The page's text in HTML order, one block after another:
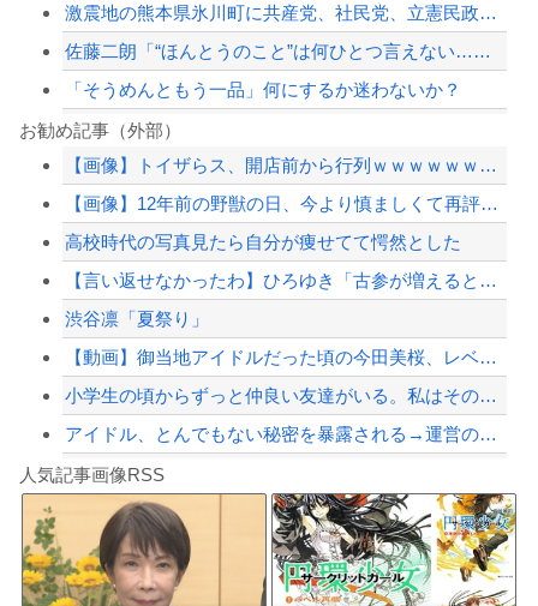
激震地の熊本県氷川町に共産党、社民党、立憲民政党等の左派の救援は影すら見えず。住...
佐藤二朗「“ほんとうのこと”は何ひとつ言えない…」意味深投稿に憶測殺到
「そうめんともう一品」何にするか迷わないか？
【速報】京都市、『神対応』キタァアアアアーーーーーーーー！！
佐藤二朗「“ほんとうのこと”は何ひとつ言えない…」意味深投稿に憶測殺到
【配信者】「金バエ」のSNS更新が1週間途絶え、様々な憶測が飛び交う。1週間ぶり...
Powered by livedoor 相互RSS
お勧め記事（外部）
【画像】トイザらス、開店前から行列ｗｗｗｗｗｗｗｗｗｗｗｗｗｗｗｗ
【画像】12年前の野獣の日、今より慎ましくて再評価され始める
高校時代の写真見たら自分が痩せてて愕然とした
【言い返せなかったわ】ひろゆき「古参が増えるとそのジャンルは死ぬよね。すべてのジ...
渋谷凛「夏祭り」
【動画】御当地アイドルだった頃の今田美桜、レベチｗｗｗｗｗｗｗ
小学生の頃からずっと仲良い友達がいる。私はその友達の家族構成についても全部知って...
アイドル、とんでもない秘密を暴露される→運営の声明が前代未聞すぎて物議を醸すこと...
今でも「日本が世界トップ」なものって何がある？
8/4のニュース
日本旅行キャンセルすべきか…1万年ぶり史上最大級の火山の兆し＝韓国の反応
人気記事画像RSS